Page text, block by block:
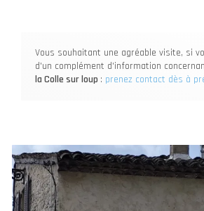
Vous souhaitant une agréable visite, si
d'un complément d'information
la Colle sur loup : prenez contact dès à